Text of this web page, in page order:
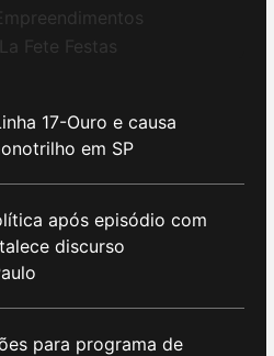
17-Ouro e causa
em SP
após episódio com
discurso
para programa de